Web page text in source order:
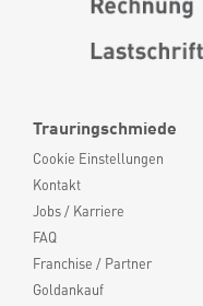
Trauringschmiede
Cookie Einstellungen
Kontakt
Jobs / Karriere
FAQ
Franchise / Partner
Goldankauf